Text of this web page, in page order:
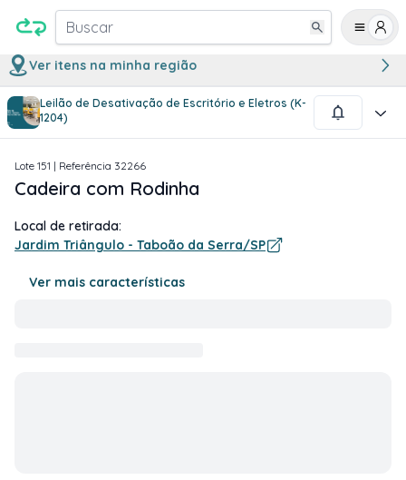
Buscar
Ver itens na minha região
Leilão de Desativação de Escritório e Eletros (K-
1204)
1/1
Lote 151 | Referência 32266
Cadeira com Rodinha
Local de retirada:
Jardim Triângulo - Taboão da Serra/SP
Ver mais características